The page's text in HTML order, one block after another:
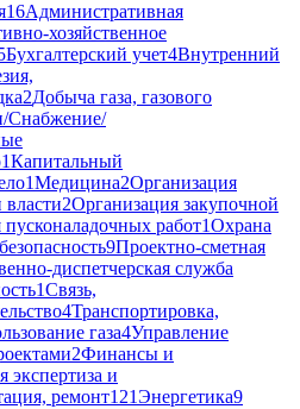
16Административная
хозяйственное
Бухгалтерский учет4Внутренний
2Добыча газа, газового
Снабжение/
1Капитальный
1Медицина2Организация
власти2Организация закупочной
работ1Охрана
9Проектно-сметная
диспетчерская служба
1Связь,
4Транспортировка,
газа4Управление
2Финансы и
экспертиза и
ремонт121Энергетика9